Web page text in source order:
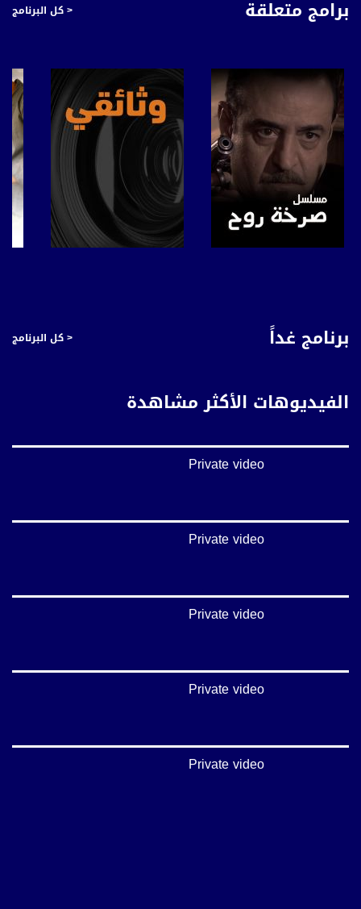
برامج متعلقة < كل البرنامج
برنامج غداً < كل البرنامج
الفيديوهات الأكثر مشاهدة
Private video
Private video
Private video
Private video
Private video